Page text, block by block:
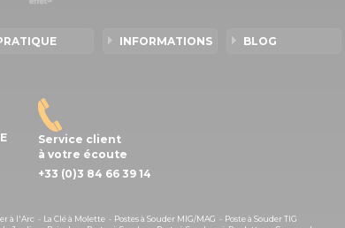
INFORMATIONS BLOG
Service client
à votre écoute
+33 (0)3 84 66 39 14
à l'Arc - La Clé à Molette- Postes à Souder MIG/MAG - Poste à Souder TIG